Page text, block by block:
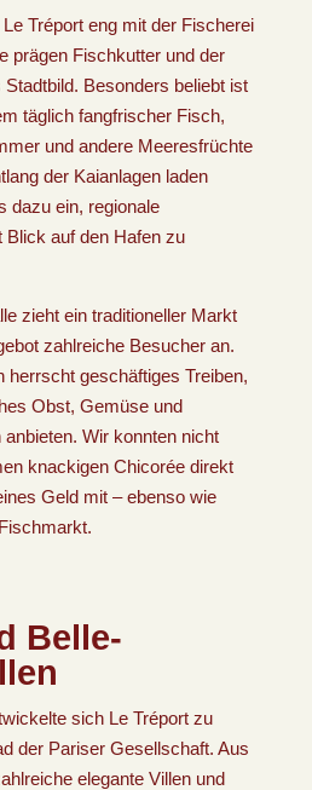
Tréport eng mit der Fischerei
prägen Fischkutter und der
Besonders beliebt ist
täglich fangfrischer Fisch,
und andere Meeresfrüchte
der Kaianlagen laden
dazu ein, regionale
Blick auf den Hafen zu
zieht ein traditioneller Markt
zahlreiche Besucher an.
herrscht geschäftiges Treiben,
Obst, Gemüse und
Wir konnten nicht
knackigen Chicorée direkt
Geld mit – ebenso wie
Belle-
sich Le Tréport zu
der Pariser Gesellschaft. Aus
elegante Villen und